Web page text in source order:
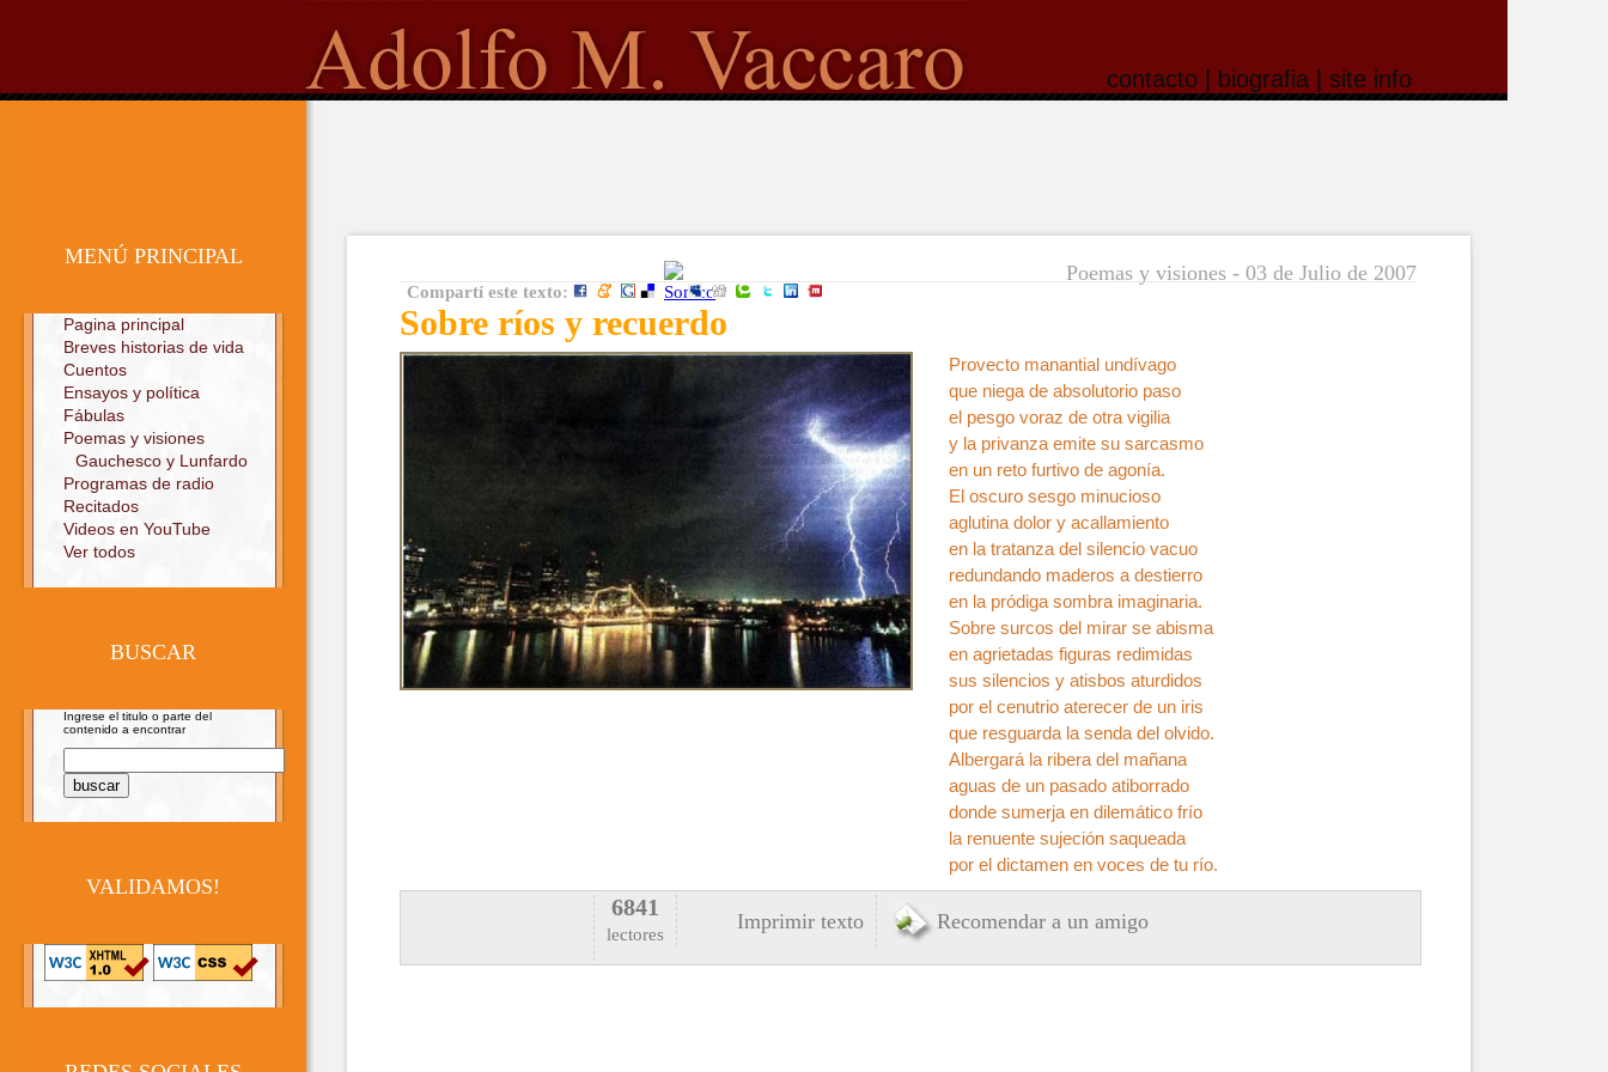
contacto biografia site info
MENÚ PRINCIPAL
Pagina principal
Breves historias de vida
Cuentos
Ensayos y política
Fábulas
Poemas y visiones
Gauchesco y Lunfardo
Programas de radio
Recitados
Videos en YouTube
Ver todos
BUSCAR
Ingrese el titulo o parte del
contenido a encontrar
VALIDAMOS!
Compartí este texto:
Poemas y visiones - 03 de Julio de 2007
Sobre ríos y recuerdo
Provecto manantial undívago
que niega de absolutorio paso
el pesgo voraz de otra vigilia
y la privanza emite su sarcasmo
en un reto furtivo de agonía.
El oscuro sesgo minucioso
aglutina dolor y acallamiento
en la tratanza del silencio vacuo
redundando maderos a destierro
en la pródiga sombra imaginaria.
Sobre surcos del mirar se abisma
en agrietadas figuras redimidas
sus silencios y atisbos aturdidos
por el cenutrio aterecer de un iris
que resguarda la senda del olvido.
Albergará la ribera del mañana
aguas de un pasado atiborrado
donde sumerja en dilemático frío
la renuente sujeción saqueada
por el dictamen en voces de tu río.
6841
lectores
Imprimir texto Recomendar a un amigo